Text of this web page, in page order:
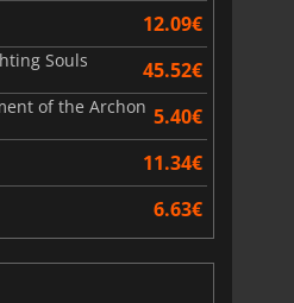
12.09€
Souls 45.52€
of the Archon 5.40€
11.34€
6.63€